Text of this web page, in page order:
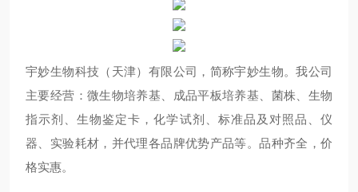
宇妙生物科技（天津）有限公司，简称宇妙生物。我公司
主要经营：微生物培养基、成品平板培养基、菌株、生物
指示剂、生物鉴定卡，化学试剂、标准品及对照品、仪
器、实验耗材，并代理各品牌优势产品等。品种齐全，价
格实惠。